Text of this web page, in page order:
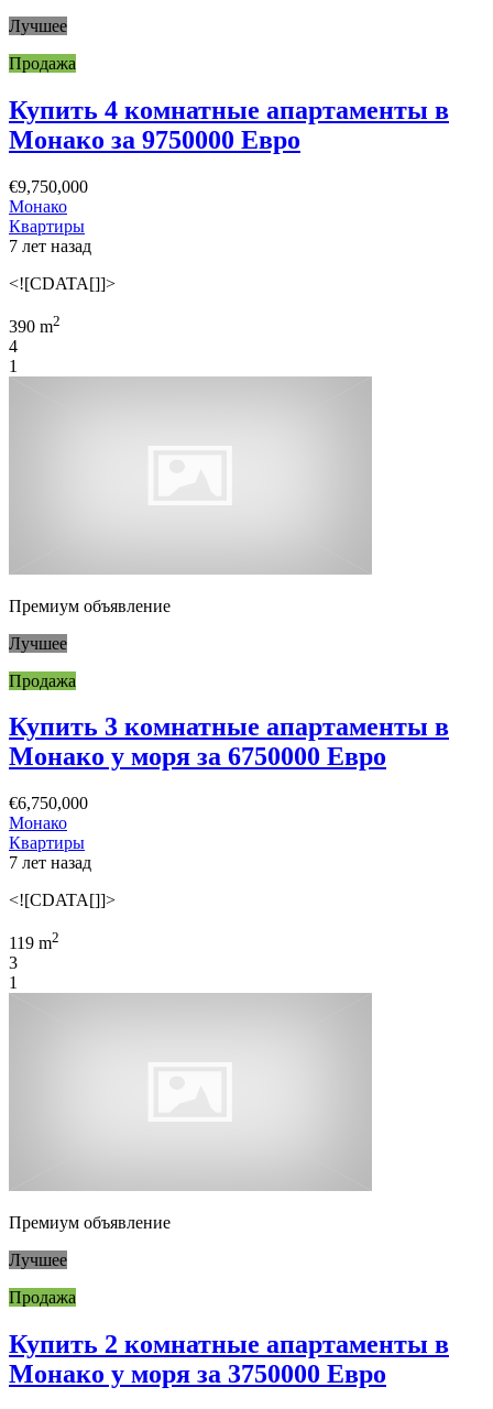
Лучшее
Продажа
Купить 4 комнатные апартаменты в
Монако за 9750000 Евро
€9,750,000
Монако
Квартиры
7 лет назад
<![CDATA[]]>
390 m2
4
1
Премиум объявление
Лучшее
Продажа
Купить 3 комнатные апартаменты в
Монако у моря за 6750000 Евро
€6,750,000
Монако
Квартиры
7 лет назад
<![CDATA[]]>
119 m2
3
1
Премиум объявление
Лучшее
Продажа
Купить 2 комнатные апартаменты в
Монако у моря за 3750000 Евро